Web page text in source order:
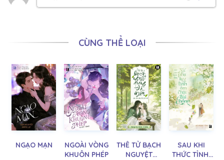
CÙNG THỂ LOẠI
NGẠO MẠN
NGOÀI VÒNG
KHUÔN PHÉP
THÊ TỬ BẠCH
NGUYỆT
SAU KHI
THỨC TỈNH,